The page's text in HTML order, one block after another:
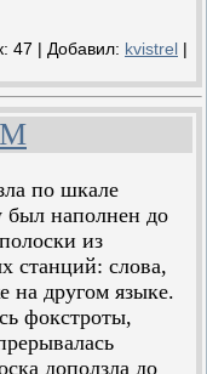
47 | Добавил: kvistrel |
по шкале
наполнен до
из
станций: слова,
на другом языке.
фокстроты,
доползла до